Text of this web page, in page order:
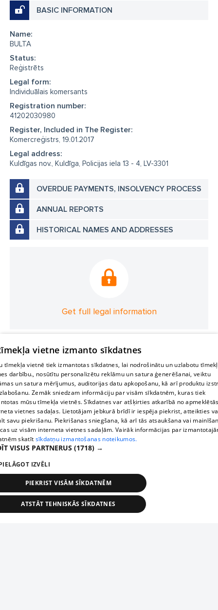
BASIC INFORMATION
Name:
BULTA
Status:
Reģistrēts
Legal form:
Individuālais komersants
Registration number:
41202030980
Register, Included in The Register:
Komercreģistrs, 19.01.2017
Legal address:
Kuldīgas nov., Kuldīga, Policijas iela 13 - 4, LV-3301
OVERDUE PAYMENTS, INSOLVENCY PROCESS
ANNUAL REPORTS
HISTORICAL NAMES AND ADDRESSES
Get full legal information
vietne izmanto sīkdatnes
tīmekļa vietnē tiek izmantotas sīkdatnes, lai nodrošinātu un uzlabotu
darbību., nosūtītu personalizētu reklāmu un satura ģenerēšanai, veiktu
un satura mērījumus, auditorijas datu apkopošanu, kā arī produktu
Zemāk sniedzam informāciju par visām sīkdatnēm, kuras tiek
mūsu tīmekļa vietnēs. Sīkdatnes var atšķirties atkarībā no
vietnes sadaļas. Lietotājam jebkurā brīdī ir iespēja piekrist, atteikties
savu piekrišanu. Piekrišanas sniegšana, kā arī tās atsaukšana vai
uz visām interneta vietnes sadaļām. Vairāk informācijas par
skatīt sīkdatņu izmantošanas noteikumos.
VISUS PARTNERUS (1718) →
IZVĒLI
PIEKRIST VISĀM SĪKDATNĒM
ATSTĀT TEHNISKĀS SĪKDATNES